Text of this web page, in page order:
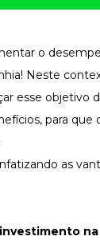
o
Neste
esse objetivo
, para que
as